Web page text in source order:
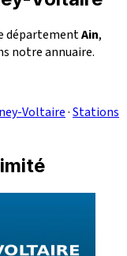
départementAin,
notre annuaire.
Voltaire·Stations